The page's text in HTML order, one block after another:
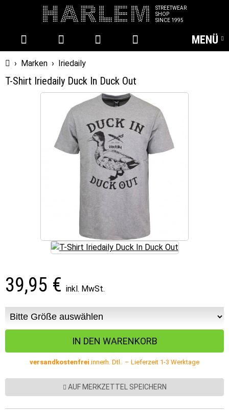
STREETWEAR
SHOP
SINCE 1995
MENÜ
Startseite
› Marken › Iriedaily
T-Shirt Iriedaily Duck In Duck Out
39,95 € inkl. MwSt.
versandkostenfrei innerh. Dtl. – Lieferzeit 1-3 Werktage
AUF MERKZETTEL SPEICHERN